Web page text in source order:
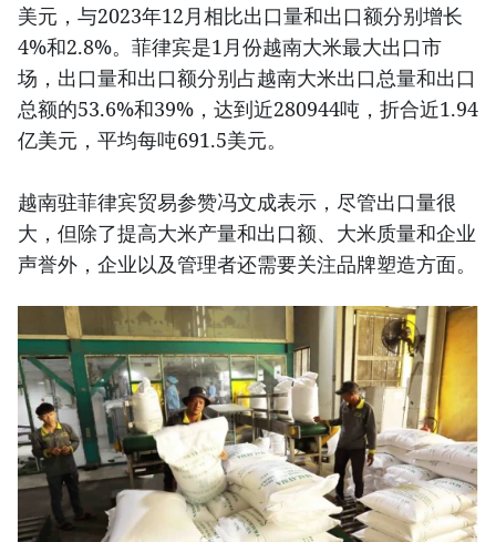
美元，与2023年12月相比出口量和出口额分别增长
4%和2.8%。菲律宾是1月份越南大米最大出口市
场，出口量和出口额分别占越南大米出口总量和出口
总额的53.6%和39%，达到近280944吨，折合近1.94
亿美元，平均每吨691.5美元。
越南驻菲律宾贸易参赞冯文成表示，尽管出口量很
大，但除了提高大米产量和出口额、大米质量和企业
声誉外，企业以及管理者还需要关注品牌塑造方面。